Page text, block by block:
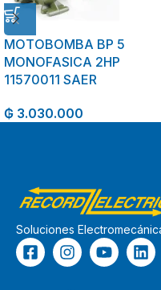
MOTOBOMBA BP 5
MONOFASICA 2HP
11570011 SAER
₲ 3.030.000
Soluciones